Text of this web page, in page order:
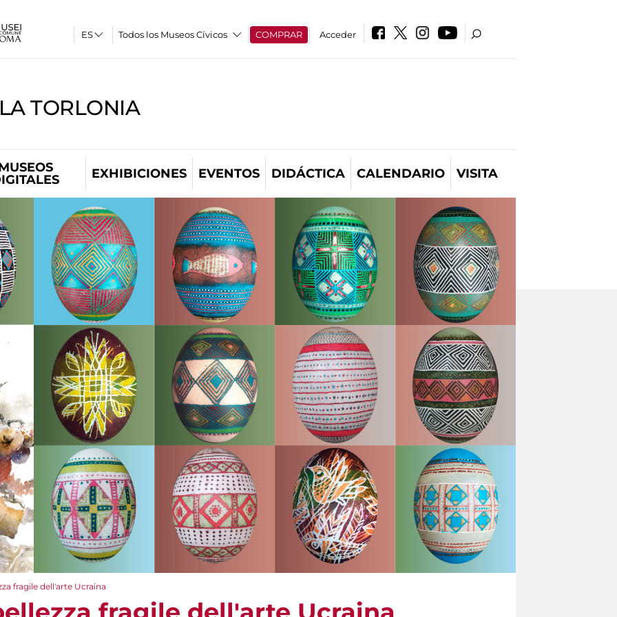
Todos los Museos Cívicos COMPRAR Acceder
TORLONIA
EXHIBICIONES EVENTOS DIDÁCTICA CALENDARIO VISITA
fragile dell'arte Ucraina